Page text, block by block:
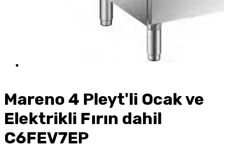
Mareno 4 Pleyt'li Ocak ve
Elektrikli Fırın dahil
C6FEV7EP